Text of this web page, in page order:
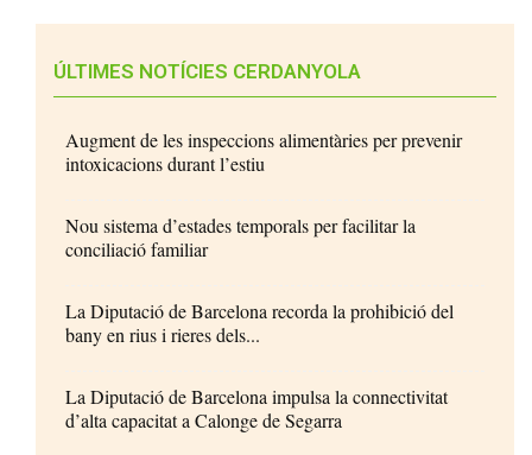
ÚLTIMES NOTÍCIES CERDANYOLA
Augment de les inspeccions alimentàries per prevenir
intoxicacions durant l’estiu
Nou sistema d’estades temporals per facilitar la
conciliació familiar
La Diputació de Barcelona recorda la prohibició del
bany en rius i rieres dels...
La Diputació de Barcelona impulsa la connectivitat
d’alta capacitat a Calonge de Segarra